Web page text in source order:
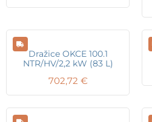
Dražice OKCE 100.1
NTR/HV/2,2 kW (83 L)
702,72 €